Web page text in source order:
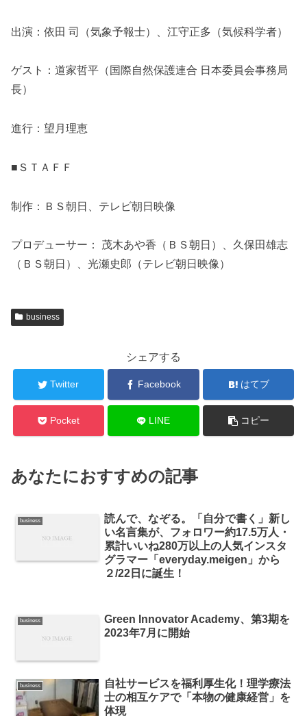
出演：依田 司（気象予報士）、江守正多（気候科学者）
ゲスト：道家哲平（国際自然保護連合 日本委員会事務局
長）
進行：望月理恵
■ＳＴＡＦＦ
制作：ＢＳ朝日、テレビ朝日映像
プロデューサー： 茂木あや香（ＢＳ朝日）、久保田雄志
（ＢＳ朝日）、光瀬史郎（テレビ朝日映像）
business
シェアする
Twitter Facebook はてブ
Pocket LINE コピー
あなたにおすすめの記事
business
読んで、なぞる。「自分で書く」新し
い名言集が、フォロワー約17.5万人・
累計いいね280万以上の人気インスタ
グラマー「everyday.meigen」から
２/22日に誕生！
business
Green Innovator Academy、第3期を
2023年7月に開始
business
自社サービスを福利厚生化！理学療法
士の相互ケアで「本物の健康経営」を
体現